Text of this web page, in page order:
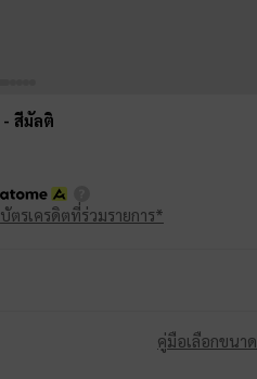
- สีมัลติ
บัตรเครดิตที่ร่วมรายการ*
คู่มือเลือกขนาด